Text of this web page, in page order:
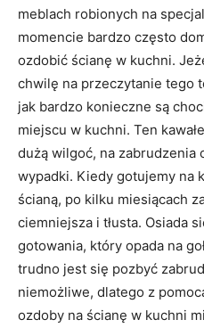
meblach robionych na
momencie bardzo często
ozdobić ścianę w kuchni.
chwilę na przeczytanie tego
jak bardzo konieczne są
miejscu w kuchni. Ten
dużą wilgoć, na zabrudzenia
wypadki. Kiedy gotujemy na
ścianą, po kilku miesiącach
ciemniejsza i tłusta. Osiada
gotowania, który opada na
trudno jest się pozbyć
niemożliwe, dlatego z
ozdoby na ścianę w kuchni